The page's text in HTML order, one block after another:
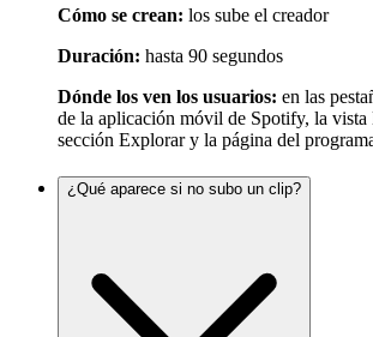
Cómo se crean: los sube el creador
Duración: hasta 90 segundos
Dónde los ven los usuarios: en las
de la aplicación móvil de Spotify, la vista
sección Explorar y la página del
¿Qué aparece si no subo un clip?